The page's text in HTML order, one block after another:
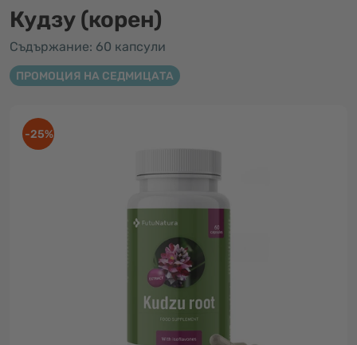
Кудзу (корен)
Съдържание: 60 капсули
ПРОМОЦИЯ НА СЕДМИЦАТА
-25%